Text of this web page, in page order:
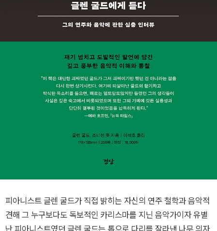
피아니스트 글렌 굴드가 직접 밝히는 자신의 연주 철학과 음악적
견해 그 누구보다도 독보적인 카리스마를 지닌 음악가이자 유별
난 피아니스트였던 글렌 굴드는 톱으로 다리를 잘라낸 나무 의자